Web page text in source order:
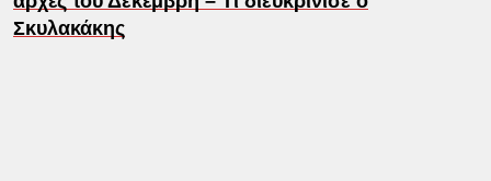
Σκυλακάκης